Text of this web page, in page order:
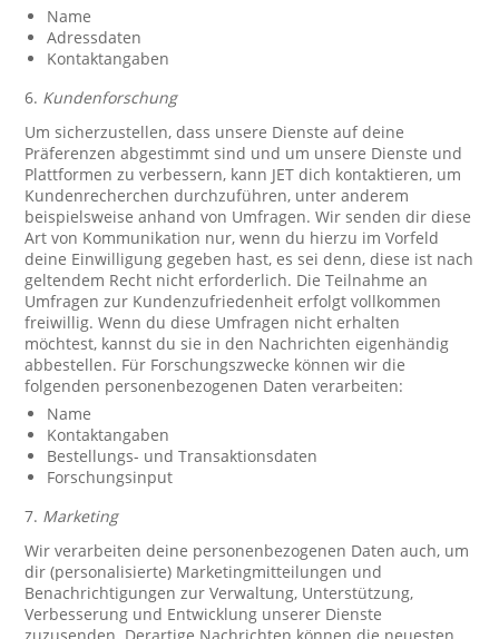
Name
Adressdaten
Kontaktangaben
6. Kundenforschung
Um sicherzustellen, dass unsere Dienste auf deine
Präferenzen abgestimmt sind und um unsere Dienste und
Plattformen zu verbessern, kann JET dich kontaktieren, um
Kundenrecherchen durchzuführen, unter anderem
beispielsweise anhand von Umfragen. Wir senden dir diese
Art von Kommunikation nur, wenn du hierzu im Vorfeld
deine Einwilligung gegeben hast, es sei denn, diese ist nach
geltendem Recht nicht erforderlich. Die Teilnahme an
Umfragen zur Kundenzufriedenheit erfolgt vollkommen
freiwillig. Wenn du diese Umfragen nicht erhalten
möchtest, kannst du sie in den Nachrichten eigenhändig
abbestellen. Für Forschungszwecke können wir die
folgenden personenbezogenen Daten verarbeiten:
Name
Kontaktangaben
Bestellungs- und Transaktionsdaten
Forschungsinput
7. Marketing
Wir verarbeiten deine personenbezogenen Daten auch, um
dir (personalisierte) Marketingmitteilungen und
Benachrichtigungen zur Verwaltung, Unterstützung,
Verbesserung und Entwicklung unserer Dienste